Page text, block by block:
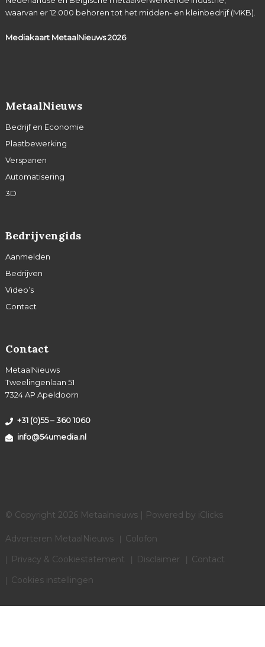
waarvan er 12.000 behoren tot het midden- en kleinbedrijf (MKB).
Mediakaart MetaalNieuws2026
MetaalNieuws
Bedrijf en Economie
Plaatbewerking
Verspanen
Automatisering
3D
Bedrijvengids
Aanmelden
Bedrijven
Video’s
Contact
Contact
MetaalNieuws
Tweelingenlaan 51
7324 AP Apeldoorn
+31 (0)55 – 360 1060
info@54umedia.nl
© Copyright 2026 Metaalnieuws | Powered by iClicks
Adverteren MetaalNieuws
Colofon
Privacy & Cookiestatement
Disclaimer
Contact
Cookies instellingen